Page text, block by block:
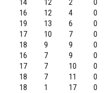
14 12 2
0
16 12 4
0
19 13 6
0
17 10 7
0
18 9 9
0
16 7 9
0
17 7 10
0
18 7 11
0
18 1 17
0